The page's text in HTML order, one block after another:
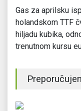
Gas za aprilsku
holandskom TTF
hiljadu kubika,
trenutnom kursu